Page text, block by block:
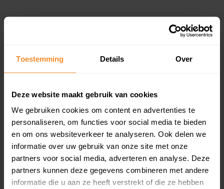
Toestemming Details Over
Deze website maakt gebruik van cookies
We gebruiken cookies om content en advertenties te
personaliseren, om functies voor social media te bieden
en om ons websiteverkeer te analyseren. Ook delen we
informatie over uw gebruik van onze site met onze
partners voor social media, adverteren en analyse. Deze
partners kunnen deze gegevens combineren met andere
informatie die u aan ze heeft verstrekt of die ze hebben
Type huishoudens
Eénpersoons
32%
Stel (geen kinderen)
31%